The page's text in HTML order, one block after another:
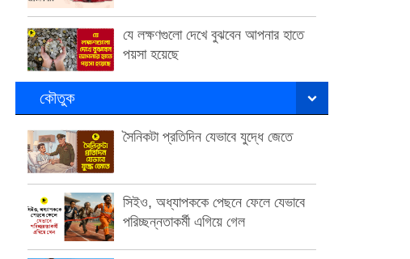
যে লক্ষণগুলো দেখে বুঝবেন আপনার হাতে
পয়সা হয়েছে
কৌতুক
সৈনিকটা প্রতিদিন যেভাবে যুদ্ধে জেতে
সিইও, অধ্যাপককে পেছনে ফেলে যেভাবে
পরিচ্ছন্নতাকর্মী এগিয়ে গেল